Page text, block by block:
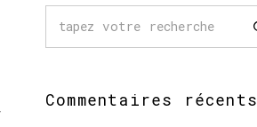
Commentaires récents